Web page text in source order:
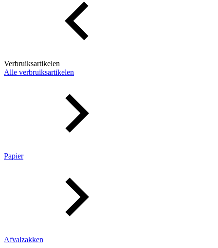
Verbruiksartikelen
Alle verbruiksartikelen
Papier
Afvalzakken